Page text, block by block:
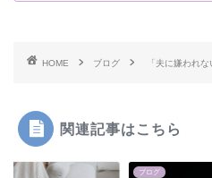
HOME ブログ 「夫に嫌われ
関連記事はこちら
ブログ